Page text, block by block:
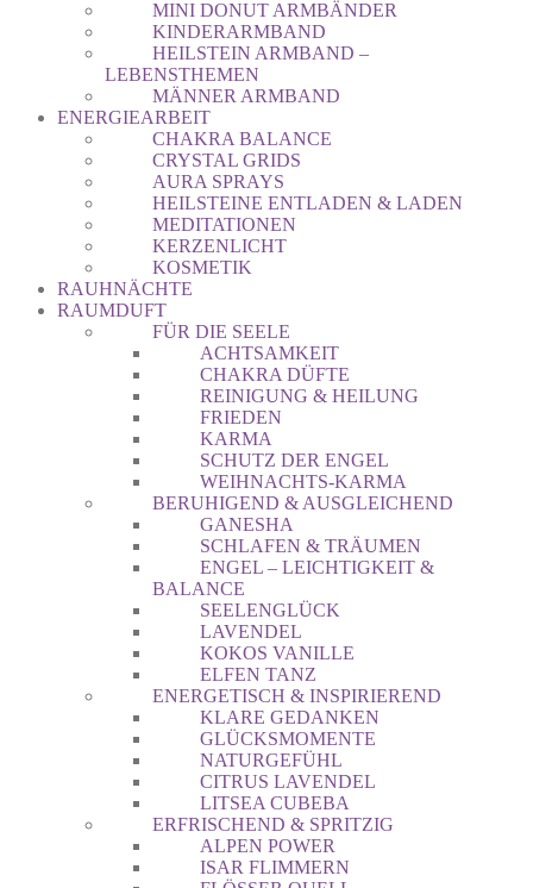
MINI DONUT ARMBÄNDER
KINDERARMBAND
HEILSTEIN ARMBAND –
LEBENSTHEMEN
MÄNNER ARMBAND
ENERGIEARBEIT
CHAKRA BALANCE
CRYSTAL GRIDS
AURA SPRAYS
HEILSTEINE ENTLADEN & LADEN
MEDITATIONEN
KERZENLICHT
KOSMETIK
RAUHNÄCHTE
RAUMDUFT
FÜR DIE SEELE
ACHTSAMKEIT
CHAKRA DÜFTE
REINIGUNG & HEILUNG
FRIEDEN
KARMA
SCHUTZ DER ENGEL
WEIHNACHTS-KARMA
BERUHIGEND & AUSGLEICHEND
GANESHA
SCHLAFEN & TRÄUMEN
ENGEL – LEICHTIGKEIT &
BALANCE
SEELENGLÜCK
LAVENDEL
KOKOS VANILLE
ELFEN TANZ
ENERGETISCH & INSPIRIEREND
KLARE GEDANKEN
GLÜCKSMOMENTE
NATURGEFÜHL
CITRUS LAVENDEL
LITSEA CUBEBA
ERFRISCHEND & SPRITZIG
ALPEN POWER
ISAR FLIMMERN